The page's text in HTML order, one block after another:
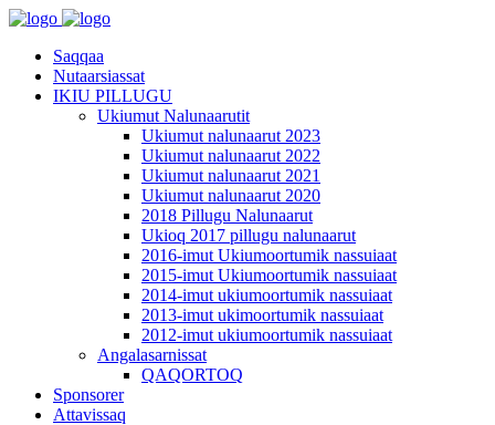
Saqqaa
Nutaarsiassat
IKIU PILLUGU
Ukiumut Nalunaarutit
Ukiumut nalunaarut 2023
Ukiumut nalunaarut 2022
Ukiumut nalunaarut 2021
Ukiumut nalunaarut 2020
2018 Pillugu Nalunaarut
Ukioq 2017 pillugu nalunaarut
2016-imut Ukiumoortumik nassuiaat
2015-imut Ukiumoortumik nassuiaat
2014-imut ukiumoortumik nassuiaat
2013-imut ukimoortumik nassuiaat
2012-imut ukiumoortumik nassuiaat
Angalasarnissat
QAQORTOQ
Sponsorer
Attavissaq